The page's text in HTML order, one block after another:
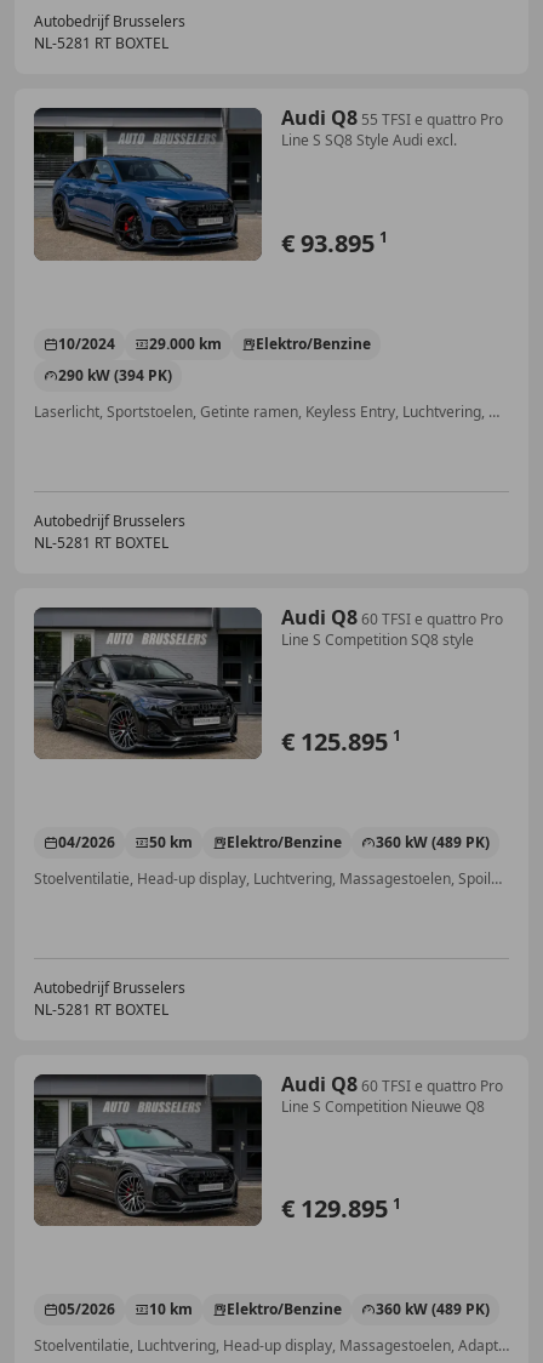
Autobedrijf Brusselers
NL-5281 RT BOXTEL
Audi Q8 55 TFSI e quattro Pro
Line S SQ8 Style Audi excl.
€ 93.895 1
10/2024 29.000 km
Elektro/Benzine
290 kW (394 PK)
Laserlicht, Sportstoelen, Getinte ramen, Keyless Entry, Luchtvering, Met onderhoudshistorie, Elektrische stoelverstelling, Open dak
Autobedrijf Brusselers
NL-5281 RT BOXTEL
Audi Q860 TFSI e quattro Pro
Line S Competition SQ8 style
€ 125.895 1
04/2026 50 km Elektro/Benzine
360 kW (489 PK)
Stoelventilatie, Head-up display, Luchtvering, Massagestoelen, Spoiler, Stoelverwarming, Sound system, Dagrijverlichting
Autobedrijf Brusselers
NL-5281 RT BOXTEL
Audi Q860 TFSI e quattro Pro
Line S Competition Nieuwe Q8
€ 129.895 1
05/2026 10 km Elektro/Benzine
360 kW (489 PK)
Stoelventilatie, Luchtvering, Head-up display, Massagestoelen, Adaptieve Cruise Control, Elektrische stoelverstelling, Armsteun, Verblindingsvrij grootlicht